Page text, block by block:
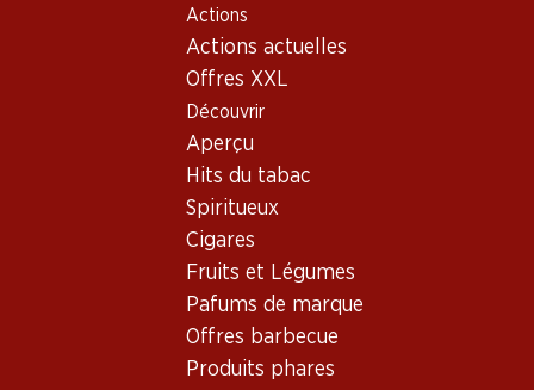
Actions
Actions actuelles
Offres XXL
Découvrir
Aperçu
Hits du tabac
Spiritueux
Cigares
Fruits et Légumes
Pafums de marque
Offres barbecue
Produits phares
Shop des Vins
Suisse Vaud